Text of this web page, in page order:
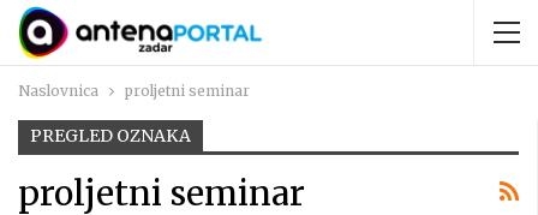
Naslovnica proljetni seminar
PREGLED OZNAKA
proljetni seminar